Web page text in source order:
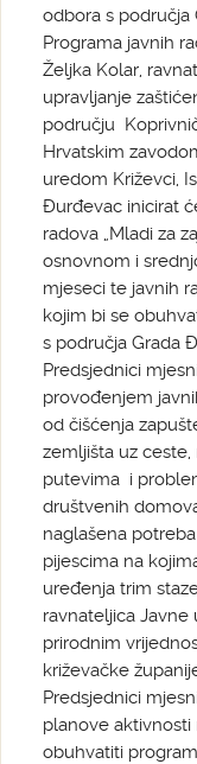
odbora s
Programa javnih
Željka Kolar,
upravljanje
području
Hrvatskim
uredom Križevci,
Đurđevac inicirat
radova „Mladi za
osnovnom i
mjeseci te javnih
kojim bi se
s područja Grada
Predsjednici
provođenjem
od čišćenja
zemljišta uz
putevima i
društvenih
naglašena
pijescima na
uređenja trim
ravnateljica Javne
prirodnim
križevačke
Predsjednici
planove aktivnosti
obuhvatiti